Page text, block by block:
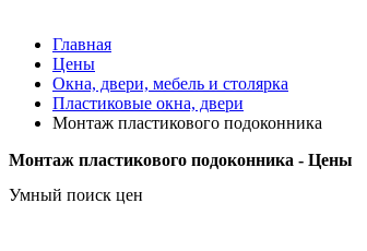
Главная
Цены
Окна, двери, мебель и столярка
Пластиковые окна, двери
Монтаж пластикового подоконника
Монтаж пластикового подоконника - Цены
Умный поиск цен